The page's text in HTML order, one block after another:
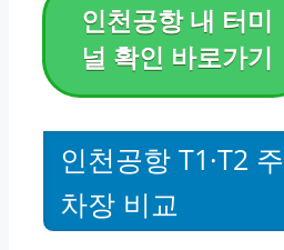
인천공항 내 터미
널 확인 바로가기
인천공항 T1·T2 주
차장 비교